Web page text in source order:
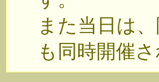
また当日は
も同時開催さ